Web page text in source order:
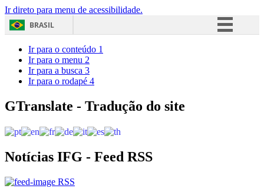
Ir direto para menu de acessibilidade.
BRASIL
Acesso à informação
Ir para o conteúdo 1
Ir para o menu 2
Ir para a busca 3
Ir para o rodapé 4
GTranslate - Tradução do site
Notícias IFG - Feed RSS
RSS